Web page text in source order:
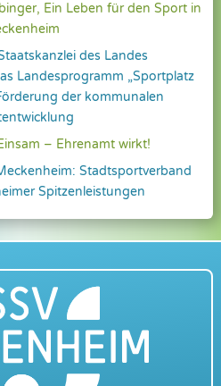
Ein Leben für den Sport in
des Landes
Landesprogramm „Sportplatz
der kommunalen
– Ehrenamt wirkt!
Stadtsportverband
Spitzenleistungen